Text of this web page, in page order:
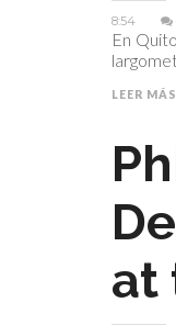
8:54
En
LEER MÁS
at